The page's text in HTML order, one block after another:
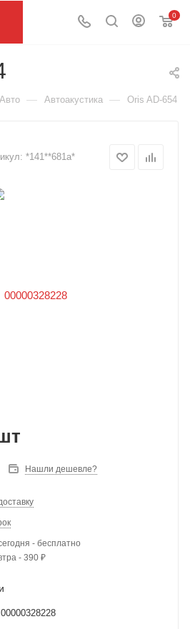
0
Авто — Автоакустика — Oris AD-654
*141**681а*
Нашли дешевле?
- бесплатно
- 390 ₽
00000328228